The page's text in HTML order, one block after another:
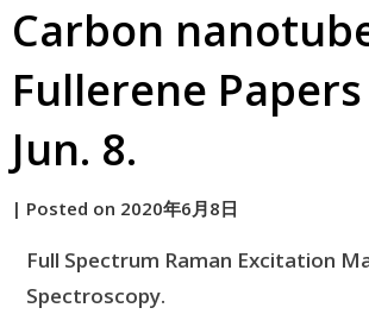
Carbon
Fullerene
Jun. 8.
by
| Posted on 2020年6月8日
Full Spectrum Raman Excitation
Spectroscopy.